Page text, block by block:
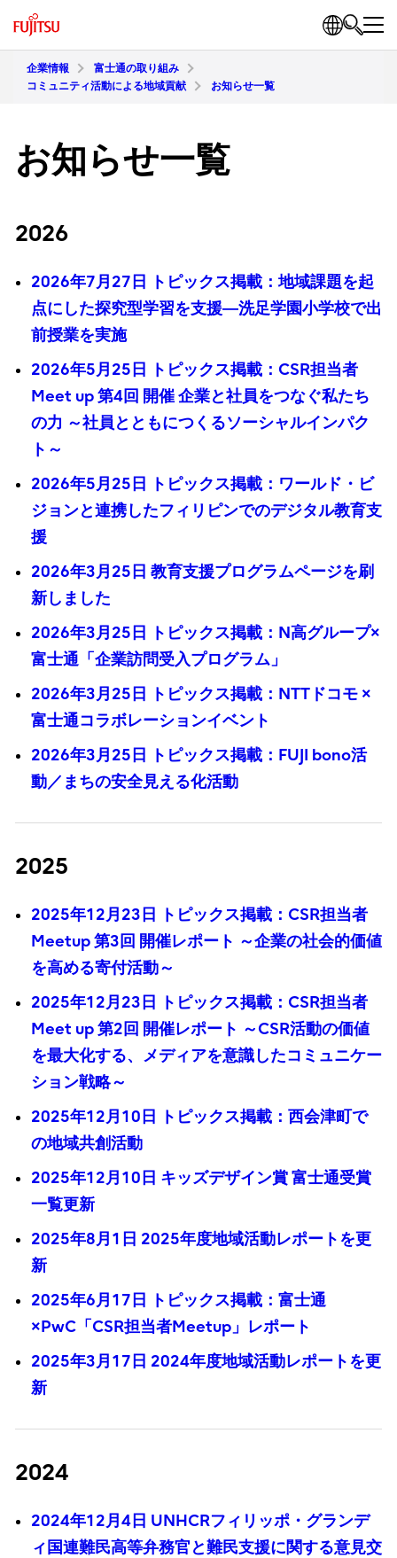
企業情報
富士通の取り組み
コミュニティ活動による地域貢献
お知らせ一覧
お知らせ一覧
2026
2026年7月27日 トピックス掲載：地域課題を起
点にした探究型学習を支援―洗足学園小学校で出
前授業を実施
2026年5月25日 トピックス掲載：CSR担当者
Meet up 第4回 開催 企業と社員をつなぐ私たち
の力 ～社員とともにつくるソーシャルインパク
ト～
2026年5月25日 トピックス掲載：ワールド・ビ
ジョンと連携したフィリピンでのデジタル教育支
援
2026年3月25日 教育支援プログラムページを刷
新しました
2026年3月25日 トピックス掲載：N高グループ×
富士通「企業訪問受入プログラム」
2026年3月25日 トピックス掲載：NTTドコモ ×
富士通コラボレーションイベント
2026年3月25日 トピックス掲載：FUJI bono活
動／まちの安全見える化活動
2025
2025年12月23日 トピックス掲載：CSR担当者
Meetup 第3回 開催レポート ～企業の社会的価値
を高める寄付活動～
2025年12月23日 トピックス掲載：CSR担当者
Meet up 第2回 開催レポート ～CSR活動の価値
を最大化する、メディアを意識したコミュニケー
ション戦略～
2025年12月10日 トピックス掲載：西会津町で
の地域共創活動
2025年12月10日 キッズデザイン賞 富士通受賞
一覧更新
2025年8月1日 2025年度地域活動レポートを更
新
2025年6月17日 トピックス掲載：富士通
×PwC「CSR担当者Meetup」レポート
2025年3月17日 2024年度地域活動レポートを更
新
2024
2024年12月4日 UNHCRフィリッポ・グランデ
ィ国連難民高等弁務官と難民支援に関する意見交